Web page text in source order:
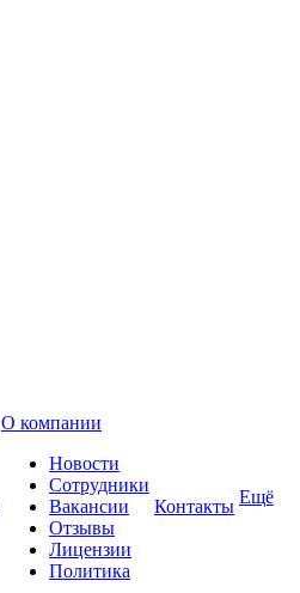
О компании
Новости
Сотрудники
Вакансии
Отзывы
Лицензии
Политика
Контакты Ещё